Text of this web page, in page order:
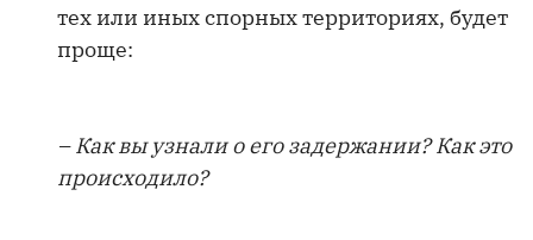
тех или иных спорных территориях, будет
проще:
– Как вы узнали о его задержании? Как это
происходило?